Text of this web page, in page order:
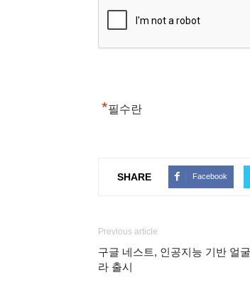
*필수란
SHARE Facebook
Previous article
구글 네스트, 인공지능 기반 얼
라 출시